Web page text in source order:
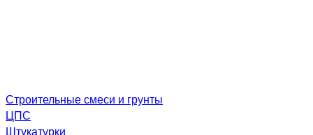
Строительные смеси и грунты
ЦПС
Штукатурки